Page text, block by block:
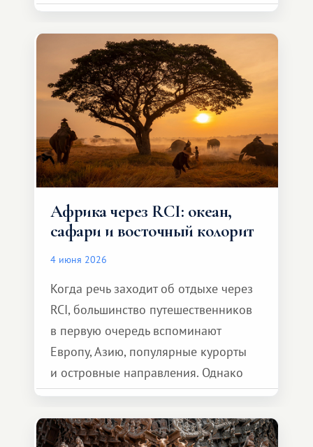
сделать для близкого человека что-то
особенное. Не обязательно
масштабное, но тёплое
и запоминающееся :)
Африка через RCI: океан,
сафари и восточный колорит
4 июня 2026
Когда речь заходит об отдыхе через
RCI, большинство путешественников
в первую очередь вспоминают
Европу, Азию, популярные курорты
и островные направления. Однако
возможности обменной системы
значительно шире. Среди них есть
и Африка — континент, который